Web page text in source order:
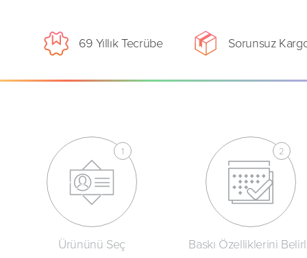
69 Yıllık Tecrübe Sorunsuz
Ürününü Seç Baskı Özelliklerini